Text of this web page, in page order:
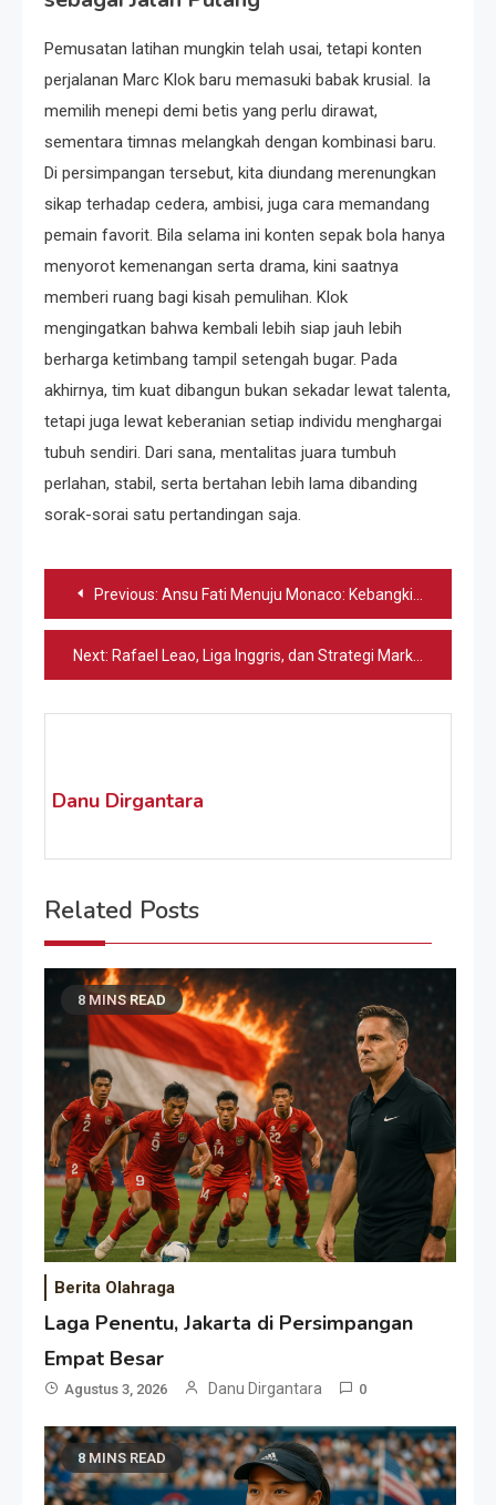
Pemusatan latihan mungkin telah usai, tetapi konten
perjalanan Marc Klok baru memasuki babak krusial. Ia
memilih menepi demi betis yang perlu dirawat,
sementara timnas melangkah dengan kombinasi baru.
Di persimpangan tersebut, kita diundang merenungkan
sikap terhadap cedera, ambisi, juga cara memandang
pemain favorit. Bila selama ini konten sepak bola hanya
menyorot kemenangan serta drama, kini saatnya
memberi ruang bagi kisah pemulihan. Klok
mengingatkan bahwa kembali lebih siap jauh lebih
berharga ketimbang tampil setengah bugar. Pada
akhirnya, tim kuat dibangun bukan sekadar lewat talenta,
tetapi juga lewat keberanian setiap individu menghargai
tubuh sendiri. Dari sana, mentalitas juara tumbuh
perlahan, stabil, serta bertahan lebih lama dibanding
sorak-sorai satu pertandingan saja.
Navigasi
pos
Previous: Ansu Fati Menuju Monaco: Kebangkitan di Ligue 1?
Next: Rafael Leao, Liga Inggris, dan Strategi Marketing Baru
Danu Dirgantara
Related Posts
8 MINS READ
Berita Olahraga
Laga Penentu, Jakarta di Persimpangan
Empat Besar
Agustus 3, 2026 Danu Dirgantara 0
8 MINS READ